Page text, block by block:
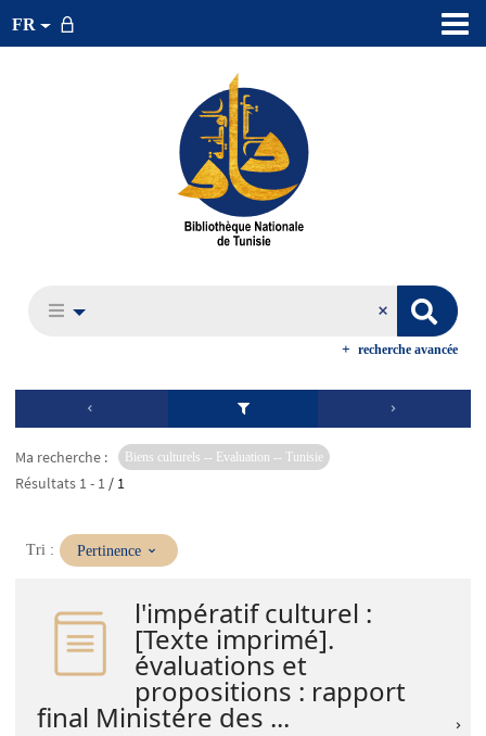
FR
recherche avancée
Ma recherche : Biens culturels -- Evaluation -- Tunisie
Résultats 1 - 1 / 1
Tri : (Mise
immédiate)
Pertinence
l'impératif culturel :
[Texte imprimé].
évaluations et
propositions : rapport
final Ministére des ...